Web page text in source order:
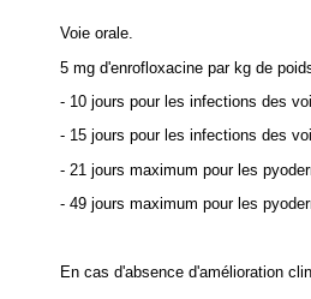
Voie orale.
5 mg d'enrofloxacine par kg de
- 10 jours pour les infections des
- 15 jours pour les infections des
- 21 jours maximum pour les
- 49 jours maximum pour les
En cas d'absence d'amélioration